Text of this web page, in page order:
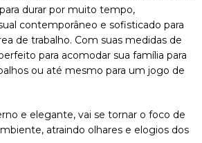
durar por muito tempo,
contemporâneo e sofisticado para
de trabalho. Com suas medidas de
para acomodar sua família para
ou até mesmo para um jogo de
e elegante, vai se tornar o foco de
atraindo olhares e elogios dos